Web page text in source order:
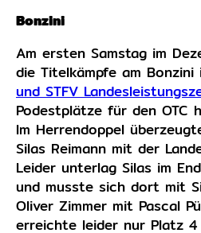
Bonzini
Am ersten Samstag im
die Titelkämpfe am Bonzini
und STFV
Podestplätze für den OTC
Im Herrendoppel
Silas Reimann mit der
Leider unterlag Silas im
und musste sich dort mit
Oliver Zimmer mit Pascal
erreichte leider nur Platz 4